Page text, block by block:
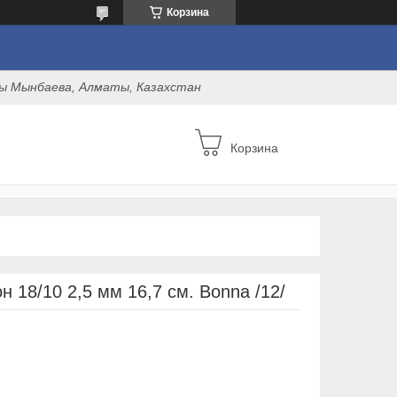
Корзина
Мынбаева, Алматы, Казахстан
Корзина
18/10 2,5 мм 16,7 см. Bonna /12/